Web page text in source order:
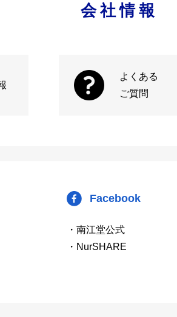
会社情報
よくある
ご質問
Facebook
・南江堂公式
・NurSHARE